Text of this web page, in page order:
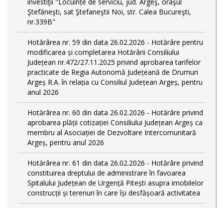
Ştefăneşti, sat Ştefaneştii Noi, str. Calea Bucureşti,
nr.339B"
Hotărârea nr. 59 din data 26.02.2026 - Hotărâre pentru
modificarea și completarea Hotărârii Consiliului
Județean nr.472/27.11.2025 privind aprobarea tarifelor
practicate de Regia Autonomă Județeană de Drumuri
Argeș R.A. în relația cu Consiliul Județean Argeș, pentru
anul 2026
Hotărârea nr. 60 din data 26.02.2026 - Hotărâre privind
aprobarea plății cotizației Consiliului Județean Argeș ca
membru al Asociației de Dezvoltare Intercomunitară
Argeș, pentru anul 2026
Hotărârea nr. 61 din data 26.02.2026 - Hotărâre privind
constituirea dreptului de administrare în favoarea
Spitalului Județean de Urgență Pitești asupra imobilelor
construcții și terenuri în care își desfășoară activitatea